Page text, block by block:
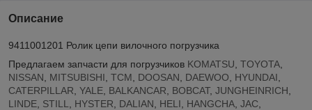
Описание
9411001201 Ролик цепи вилочного погрузчика
Предлагаем запчасти для погрузчиков KOMATSU TOYOTA
NISSAN
MITSUBISHI TCM DOOSAN DAEWOO HYUNDAI
CATERPILLAR YALE BALKANCAR BOBCAT, JUNGHEINRICH
LINDE STILL HYSTER DALIAN HELI HANGCHA JAC